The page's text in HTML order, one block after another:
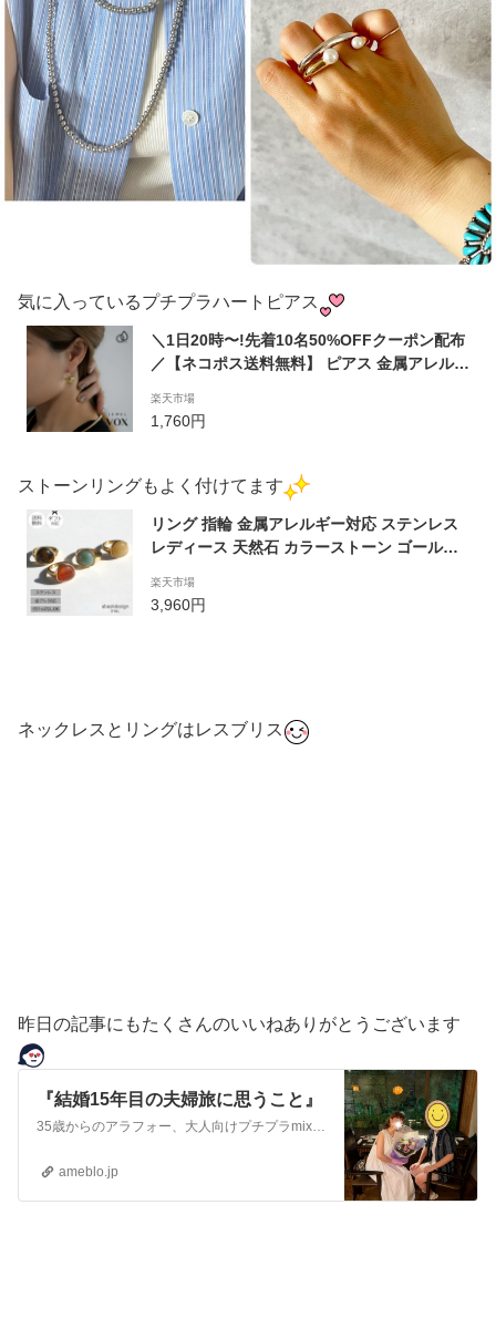
気に入っているプチプラハートピアス
＼1日20時〜!先着10名50%OFFクーポン配布
／【ネコポス送料無料】 ピアス 金属アレルギ
04 つけっぱなし フープ ハート 2WAY ゴール
ド シルバー ピンクゴールド キャッチレス マ
ント
楽天市場
1,760円
ストーンリングもよく付けてます
リング 指輪 金属アレルギー対応 ステンレス
レディース 天然石 カラーストーン ゴールド
楽天市場
3,960円
ネックレスとリングはレスブリス
昨日の記事にもたくさんのいいねありがとうございます
『結婚15年目の夫婦旅に思うこと』
35歳からのアラフォー、大人向けプチプラmixコーデを載せています。UNIQLOやGUや通販などのプチプラをミックスしながら品良く見えるコーデを目指しています…
ameblo.jp